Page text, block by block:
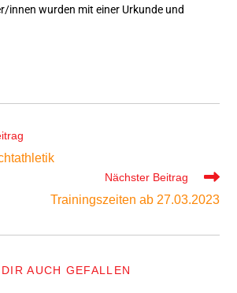
innen wurden mit einer Urkunde und
Nächster Beitrag
Trainingszeiten ab 27.03.2023
AUCH GEFALLEN